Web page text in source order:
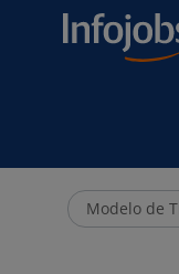
Modelo de